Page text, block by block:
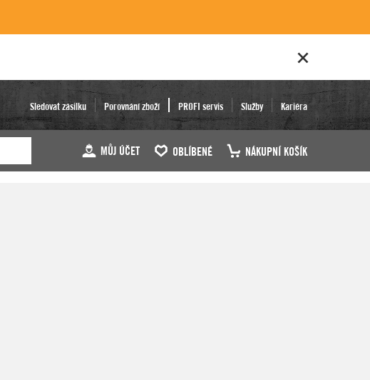
Sledovat zásilku Porovnání zboží PROFI servis Služby Kariéra
MŮJ ÚČET OBLÍBENÉ NÁKUPNÍ KOŠÍK